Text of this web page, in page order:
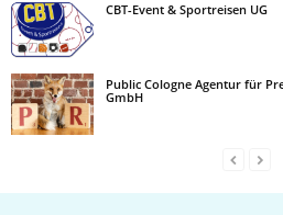
CBT-Event & Sportreisen UG
Public Cologne Agentur für
GmbH